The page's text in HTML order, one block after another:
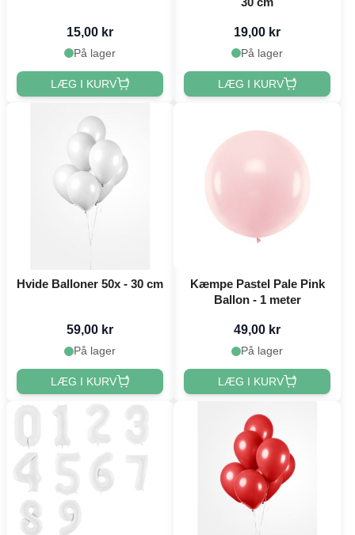
15,00 kr
På lager
LÆG I KURV
19,00 kr
På lager
LÆG I KURV
Hvide Balloner 50x - 30 cm
59,00 kr
På lager
LÆG I KURV
Kæmpe Pastel Pale Pink
Ballon - 1 meter
49,00 kr
På lager
LÆG I KURV